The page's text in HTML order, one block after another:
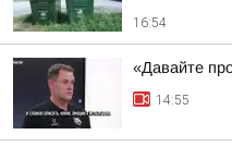
16:54
«Давайте
14:55